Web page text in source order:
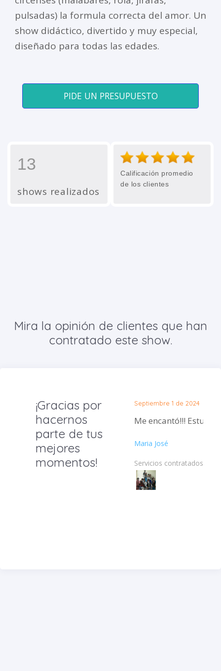
pulsadas) la formula correcta del amor. Un
show didáctico, divertido y muy especial,
diseñado para todas las edades.
PIDE UN PRESUPUESTO
13
shows realizados
Calificación promedio
de los clientes
Mira la opinión de clientes que han
contratado este show.
¡Gracias por
hacernos
parte de tus
mejores
momentos!
Septiembre 1 de 2024
Me encantó!!! Estuvo
Maria José
Servicios contratados: